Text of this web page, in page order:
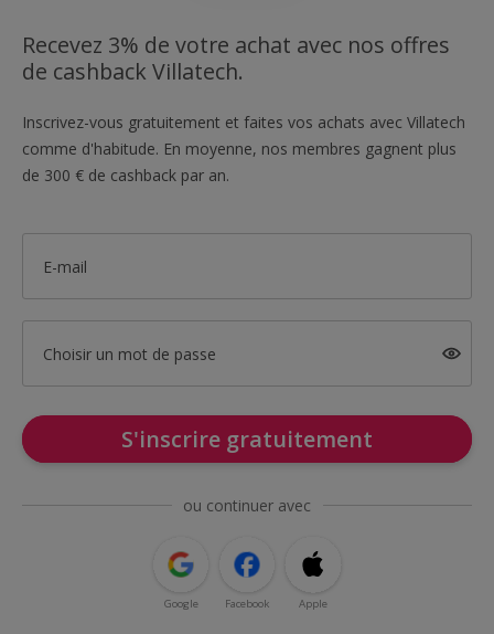
Recevez 3% de votre achat avec nos offres
de cashback Villatech.
Inscrivez-vous gratuitement et faites vos achats avec Villatech
comme d'habitude. En moyenne, nos membres gagnent plus
de 300 € de cashback par an.
E-mail
Choisir un mot de passe
S'inscrire gratuitement
ou continuer avec
Google Facebook Apple